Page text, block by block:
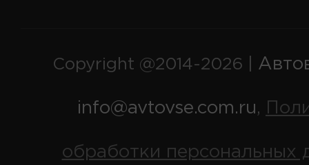
Copyright @2014-2026 |
info@avtovse.com.ru,
обработки персональных